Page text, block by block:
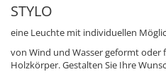
STYLO
eine Leuchte mit individuellen
von Wind und Wasser geformt oder
Holzkörper. Gestalten Sie Ihre